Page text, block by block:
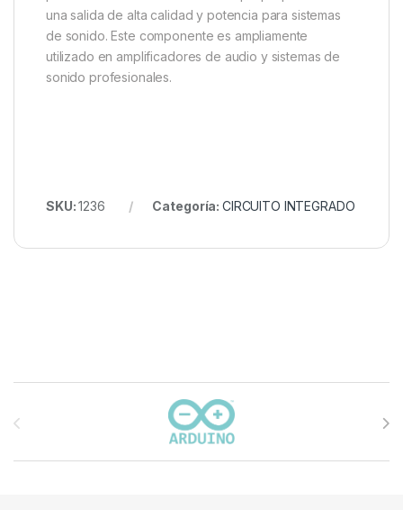
una salida de alta calidad y potencia para sistemas
de sonido. Este componente es ampliamente
utilizado en amplificadores de audio y sistemas de
sonido profesionales.
SKU:1236 Categoría: CIRCUITO INTEGRADO
Carrusel de marcas